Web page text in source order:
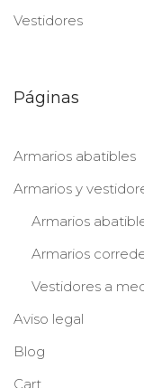
Vestidores
Páginas
Armarios abatibles
Armarios y
Armarios
Armarios
Vestidores a
Aviso legal
Blog
Cart